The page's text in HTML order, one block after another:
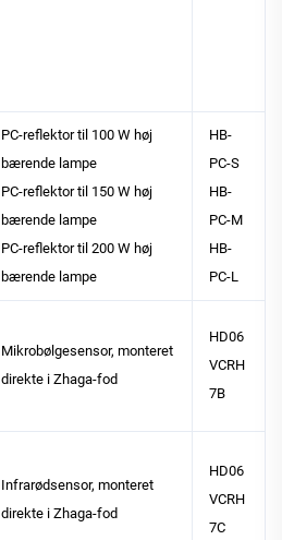
PC-reflektor til 100 W høj
bærende lampe
PC-reflektor til 150 W høj
bærende lampe
PC-reflektor til 200 W høj
bærende lampe
HB-
PC-S
HB-
PC-M
HB-
PC-L
Mikrobølgesensor, monteret
direkte i Zhaga-fod
HD06
VCRH
7B
Infrarødsensor, monteret
direkte i Zhaga-fod
HD06
VCRH
7C